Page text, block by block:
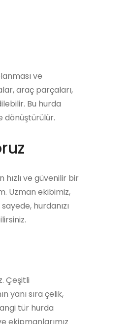
ve
araç parçaları,
Bu hurda
dönüştürülür.
hızlı ve güvenilir bir
Uzman ekibimiz,
hurdanızı
Çeşitli
yanı sıra çelik,
tür hurda